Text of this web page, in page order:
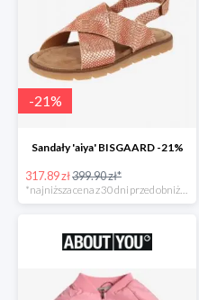
-21%
Sandały 'aiya' BISGAARD -21%
317.89 zł399.90 zł*
*najniższa cena z 30 dni przed obniżką